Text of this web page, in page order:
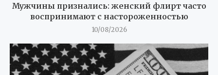
Мужчины признались: женский флирт часто
воспринимают с настороженностью
10/08/2026